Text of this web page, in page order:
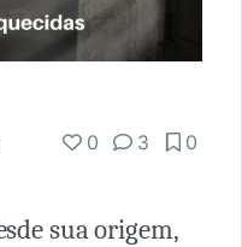
0 3 0
sua origem,